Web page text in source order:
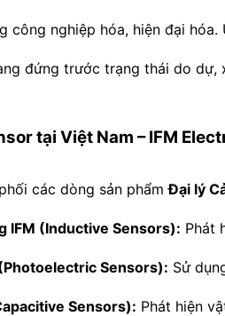
công nghiệp hóa, hiện đại
đứng trước trạng thái do
tại Việt Nam – IFM
các dòng sản phẩmĐại lý
IFM (Inductive Sensors): Phát
Sensors): Sử
Sensors): Phát hiện